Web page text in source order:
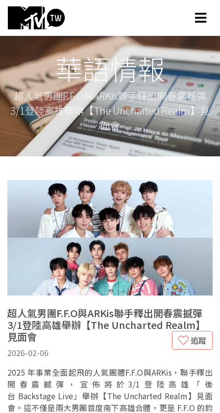
華語情報
超人氣男團F.F.O與ARKis聯手釋出開春震撼彈
3/1登陸高雄舉辦【The Uncharted Realm】見
面會
超人氣男團F.F.O與ARKis聯手釋出開春震撼彈
3/1登陸高雄舉辦【The Uncharted Realm】
見面會
追蹤
2026-02-06
2025 年事業全面起飛的人氣團體F.F.O與ARKis，聯手釋出
開春震撼彈，宣佈將於3/1登陸高雄「後
台 Backstage Live」舉辦【The Uncharted Realm】見面
會。這不僅是兩大男團首度南下高雄合體，更是 F.F.O 的鈞